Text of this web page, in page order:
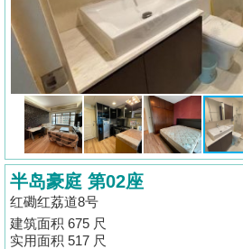
宅
谷
按
揭
地
产
博
客
半岛豪庭 第02座
红磡红荔道8号
建筑面积 675 尺
实用面积 517 尺